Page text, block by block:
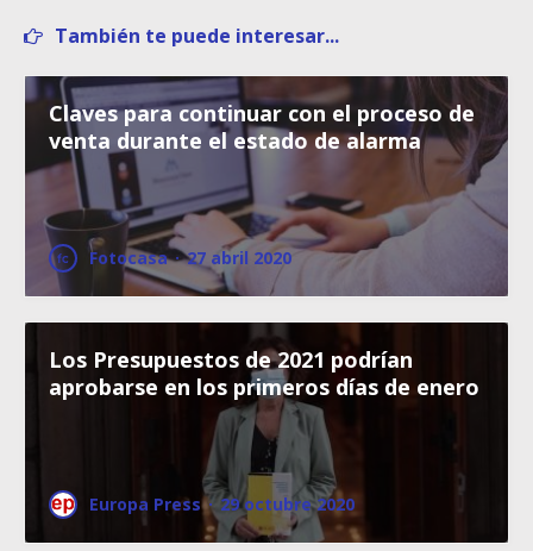
También te puede interesar...
Claves para continuar con el proceso de
venta durante el estado de alarma
Fotocasa · 27 abril 2020
Los Presupuestos de 2021 podrían
aprobarse en los primeros días de enero
Europa Press · 29 octubre 2020